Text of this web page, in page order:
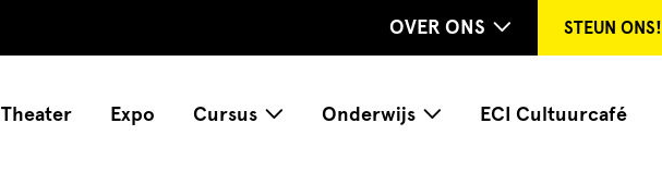
OVER ONS STEUN ONS!
Theater Expo Cursus Onderwijs ECI Cultuurcafé